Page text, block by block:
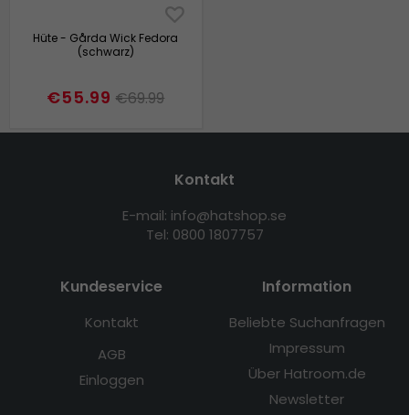
Hüte - Gårda Wick Fedora
(schwarz)
€55.99 €69.99
Kontakt
E-mail: info@hatshop.se
Tel: 0800 1807757
Kundeservice
Kontakt
AGB
Einloggen
Information
Beliebte Suchanfragen
Impressum
Über Hatroom.de
Newsletter